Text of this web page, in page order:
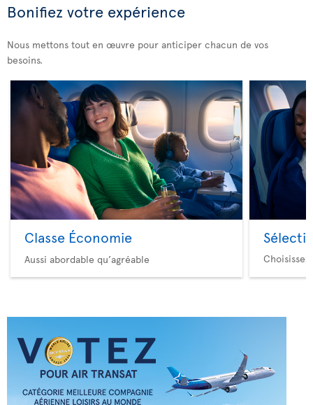
Bonifiez votre expérience
Nous mettons tout en œuvre pour anticiper chacun de vos
besoins.
Classe Économie
Aussi abordable qu’agréable